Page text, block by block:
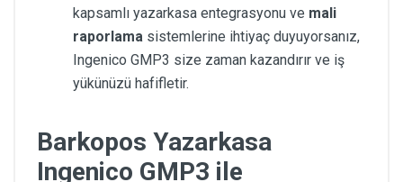
kapsamlı yazarkasa entegrasyonu ve mali
raporlama sistemlerine ihtiyaç duyuyorsanız,
Ingenico GMP3 size zaman kazandırır ve iş
yükünüzü hafifletir.
Barkopos Yazarkasa
Ingenico GMP3 ile